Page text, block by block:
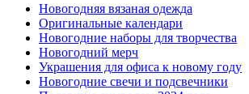
Новогодняя вязаная одежда
Оригинальные календари
Новогодние наборы для творчества
Новогодний мерч
Украшения для офиса к новому году
Новогодние свечи и подсвечники